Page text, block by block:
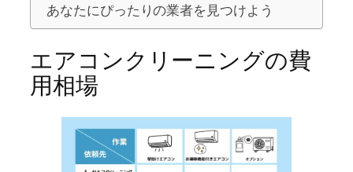
あなたにぴったりの業者を見つけよう
エアコンクリーニングの費
用相場